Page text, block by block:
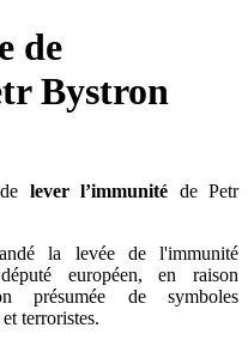
de
Bystron
lever l’immunité de Petr
la levée de l'immunité
européen, en raison
présumée de symboles
terroristes.